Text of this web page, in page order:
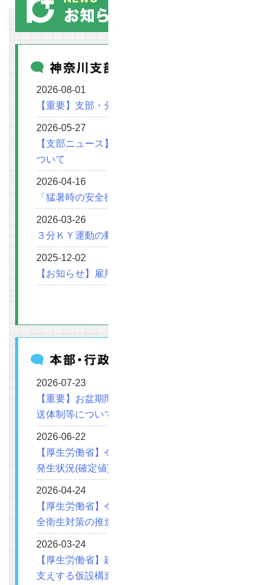
2026-08-01
【重要】支部・分会の夏期休業期間について
2026-05-27
【支部ニュース】令和８年７・８月号の公開に
ついて
2026-04-16
「猛暑時の安全行動強化期間」について
2026-03-26
３分ＫＹ運動の動画集
2025-12-02
【お知らせ】雇用管理研修のお知らせ
2026-07-23
【重要】お盆期間中における図書・用品受注発
送体制等について
2026-06-22
【厚生労働省】令和７年 職場における熱中症の
発生状況(確定値)等について
2026-04-24
【厚生労働省】令和８年度における建設業の安
全衛生対策の推進について（要請）
2026-03-24
【厚生労働省】建築物の梁等の鉄骨部材等を仮
支えする仮設構造物の崩壊・倒壊による災害防